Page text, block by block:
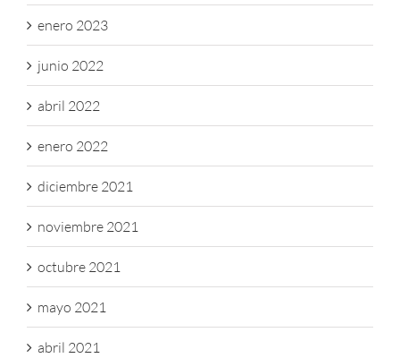
enero 2023
junio 2022
abril 2022
enero 2022
diciembre 2021
noviembre 2021
octubre 2021
mayo 2021
abril 2021